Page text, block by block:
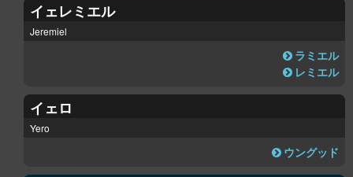
イェレミエル
Jeremiel
ラミエル
レミエル
イェロ
Yero
ウングッド